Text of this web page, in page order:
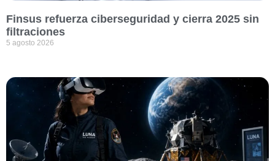
Finsus refuerza ciberseguridad y cierra 2025 sin
filtraciones
5 agosto 2026